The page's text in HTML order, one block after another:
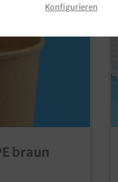
braun
Konfigurieren